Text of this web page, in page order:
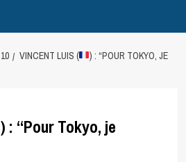
10 VINCENT LUIS (
) : “POUR TOKYO, JE
) : “Pour Tokyo, je